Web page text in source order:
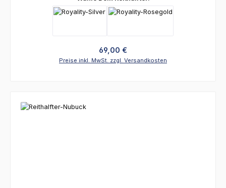
Regulärer Preis:
69,00 €
Preise inkl. MwSt. zzgl. Versandkosten